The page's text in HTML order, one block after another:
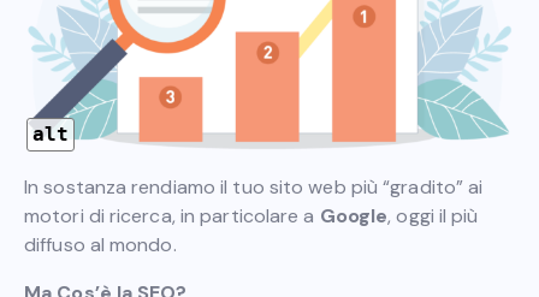
alt
In sostanza rendiamo il tuo sito web più “gradito” ai
motori di ricerca, in particolare a Google, oggi il più
diffuso al mondo.